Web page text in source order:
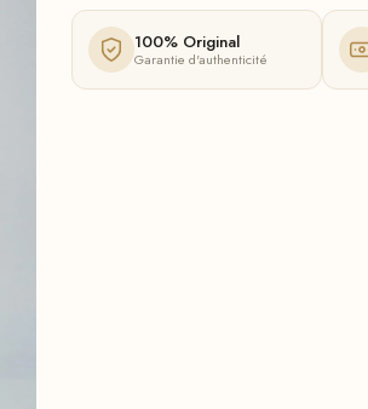
100% Original
Garantie d'authenticité